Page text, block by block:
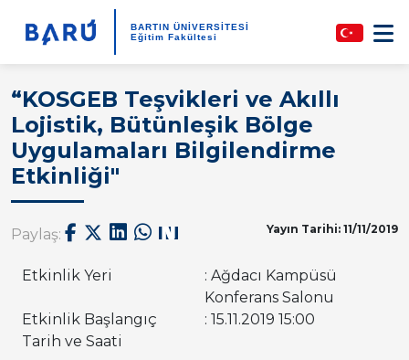
BARTIN ÜNİVERSİTESİ
Eğitim Fakültesi
“KOSGEB Teşvikleri ve Akıllı
Lojistik, Bütünleşik Bölge
Uygulamaları Bilgilendirme
Etkinliği"
Paylaş: Yayın Tarihi: 11/11/2019
Etkinlik Yeri
: Ağdacı Kampüsü
Konferans Salonu
Etkinlik Başlangıç
Tarih ve Saati
: 15.11.2019 15:00